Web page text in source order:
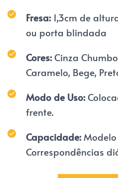
Fresa: 1,3cm de
ou porta blindada
Cores: Cinza
Caramelo, Bege,
Modo de Uso:
frente.
Capacidade:
Correspondências